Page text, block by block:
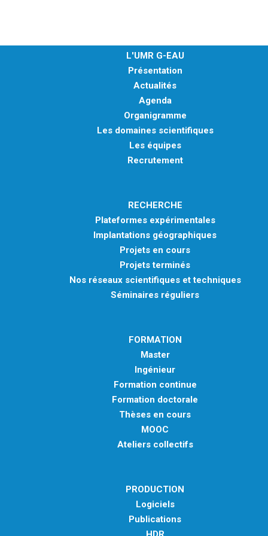
L'UMR G-EAU
Présentation
Actualités
Agenda
Organigramme
Les domaines scientifiques
Les équipes
Recrutement
RECHERCHE
Plateformes expérimentales
Implantations géographiques
Projets en cours
Projets terminés
Nos réseaux scientifiques et techniques
Séminaires réguliers
FORMATION
Master
Ingénieur
Formation continue
Formation doctorale
Thèses en cours
MOOC
Ateliers collectifs
PRODUCTION
Logiciels
Publications